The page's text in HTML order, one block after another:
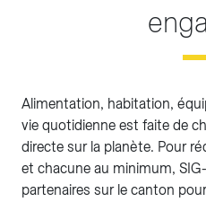
Alimentation, habitation,
vie quotidienne est faite de
directe sur la planète. Pour
et chacune au minimum,
partenaires sur le canton